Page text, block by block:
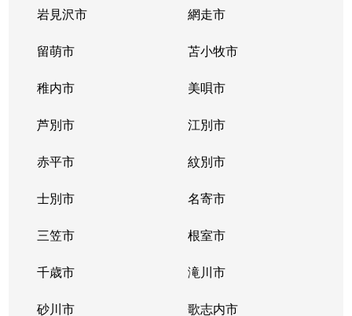
岩見沢市 網走市
留萌市 苫小牧市
稚内市 美唄市
芦別市 江別市
赤平市 紋別市
士別市 名寄市
三笠市 根室市
千歳市 滝川市
砂川市 歌志内市